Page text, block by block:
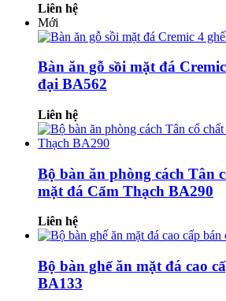
Liên hệ
Mới
Bàn ăn gỗ sồi mặt đá
đại BA562
Liên hệ
Bộ bàn ăn phòng cách Tân
mặt đá Cẩm Thạch BA290
Liên hệ
Bộ bàn ghế ăn mặt đá cao
BA133